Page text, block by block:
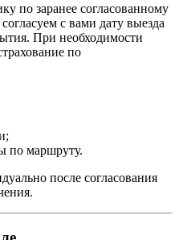
по заранее согласованному
с вами дату выезда
При необходимости
по
по маршруту.
после согласования